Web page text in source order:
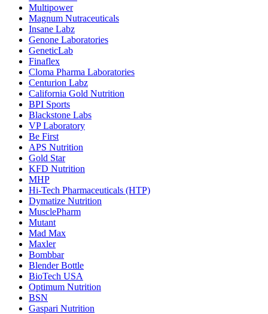
Multipower
Magnum Nutraceuticals
Insane Labz
Genone Laboratories
GeneticLab
Finaflex
Cloma Pharma Laboratories
Centurion Labz
California Gold Nutrition
BPI Sports
Blackstone Labs
VP Laboratory
Be First
APS Nutrition
Gold Star
KFD Nutrition
MHP
Hi-Tech Pharmaceuticals (HTP)
Dymatize Nutrition
MusclePharm
Mutant
Mad Max
Maxler
Bombbar
Blender Bottle
BioTech USA
Optimum Nutrition
BSN
Gaspari Nutrition